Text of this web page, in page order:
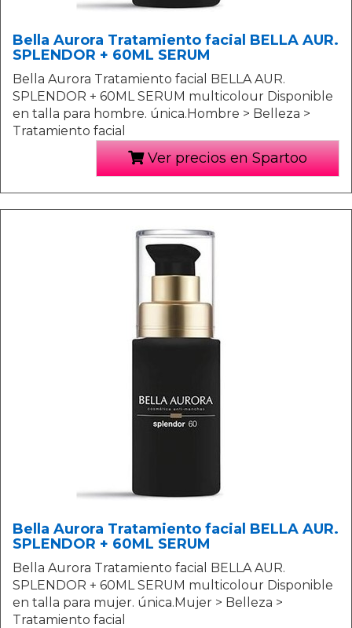
Bella Aurora Tratamiento facial BELLA AUR.
SPLENDOR + 60ML SERUM
Bella Aurora Tratamiento facial BELLA AUR.
SPLENDOR + 60ML SERUM multicolour Disponible
en talla para hombre. única.Hombre > Belleza >
Tratamiento facial
Ver precios en Spartoo
Bella Aurora Tratamiento facial BELLA AUR.
SPLENDOR + 60ML SERUM
Bella Aurora Tratamiento facial BELLA AUR.
SPLENDOR + 60ML SERUM multicolour Disponible
en talla para mujer. única.Mujer > Belleza >
Tratamiento facial